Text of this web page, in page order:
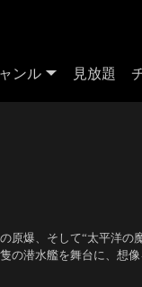
ンル 見放題
原爆、そして“太平洋の
の潜水艦を舞台に、想